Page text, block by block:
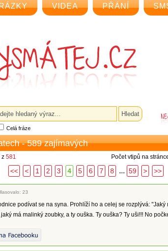
VIDEA PŘÁNÍ
Celá fráze
- 589 zajímavých
z 581 Počet vtipů na
<< < 1 2 3 4 5 6 7 8 ... 59 > >>
23
podívat se na syna. Prohlíží ho a celej se rozplývá: "Jaký
má malinký zoubky, a ty ouška. Ty ouška? Ty uši!!! No